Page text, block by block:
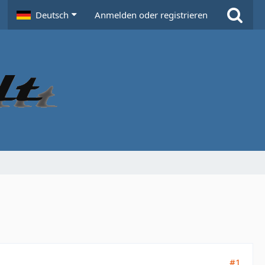
Deutsch Anmelden oder registrieren
#1